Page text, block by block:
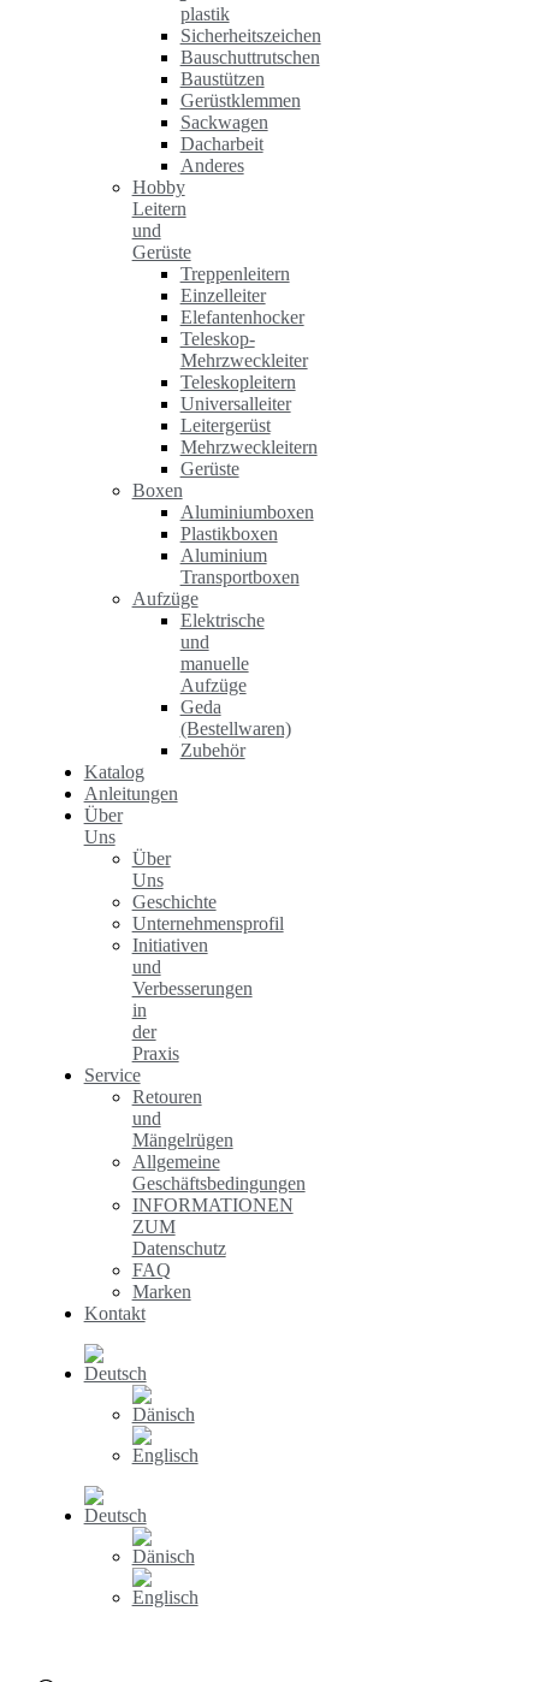
plastik
Sicherheitszeichen
Bauschuttrutschen
Baustützen
Gerüstklemmen
Sackwagen
Dacharbeit
Anderes
Hobby
Leitern
und
Gerüste
Treppenleitern
Einzelleiter
Elefantenhocker
Teleskop-
Mehrzweckleiter
Teleskopleitern
Universalleiter
Leitergerüst
Mehrzweckleitern
Gerüste
Boxen
Aluminiumboxen
Plastikboxen
Aluminium
Transportboxen
Aufzüge
Elektrische
und
manuelle
Aufzüge
Geda
(Bestellwaren)
Zubehör
Katalog
Anleitungen
Über
Uns
Über
Uns
Geschichte
Unternehmensprofil
Initiativen
und
Verbesserungen
in
der
Praxis
Service
Retouren
und
Mängelrügen
Allgemeine
Geschäftsbedingungen
INFORMATIONEN
ZUM
Datenschutz
FAQ
Marken
Kontakt